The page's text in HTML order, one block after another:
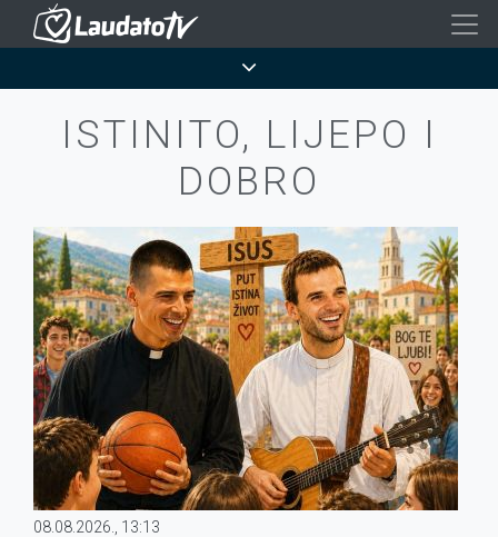
Skoči
sadržaj
ISTINITO, LIJEPO I
DOBRO
08.08.2026., 13:13